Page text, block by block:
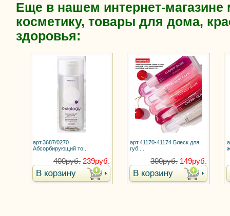
Еще в нашем интернет-магазине
косметику, товары для дома,
здоровья:
арт.3687/0270
Абсорбирующий то...
400руб. 239руб.
арт.41170-41174 Блеск для
губ ...
300руб. 149руб.